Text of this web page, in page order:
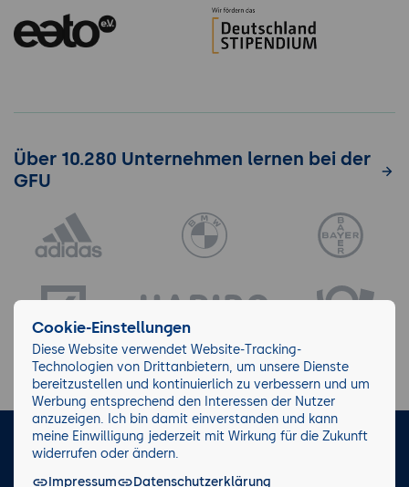
Über 10.280 Unternehmen lernen bei der
GFU
LinkedIn Facebook
Cookie-Einstellungen
Diese Website verwendet Website-Tracking-
Technologien von Drittanbietern, um unsere Dienste
bereitzustellen und kontinuierlich zu verbessern und um
Werbung entsprechend den Interessen der Nutzer
anzuzeigen. Ich bin damit einverstanden und kann
meine Einwilligung jederzeit mit Wirkung für die Zukunft
widerrufen oder ändern.
Impressum
Datenschutzerklärung